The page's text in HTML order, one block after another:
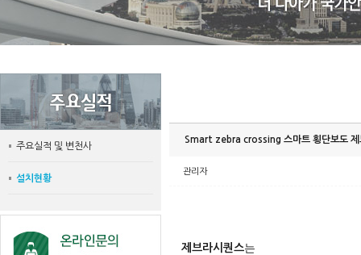
주요실적 및 변천사
설치현황
Smart zebra crossing 스마트 횡단보도 제
관리자
제브라시퀀스는